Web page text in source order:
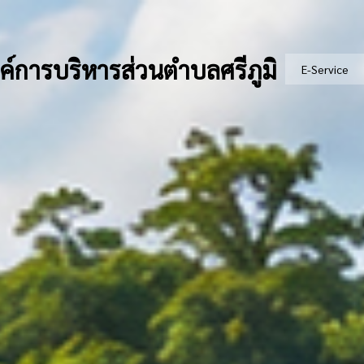
การบริหารส่วนตำบลศรีภูมิ E-Service